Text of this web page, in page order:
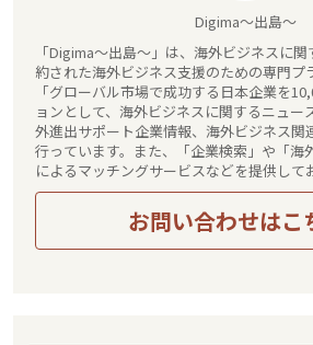
Digima～出島～
「Digima～出島～」は、海外ビジネスに
約された海外ビジネス支援のための専門プ
「グローバル市場で成功する日本企業を
ョンとして、海外ビジネスに関するニュー
外進出サポート企業情報、海外ビジネス関
行っています。また、「企業検索」や「海
によるマッチングサービスなどを提供して
お問い合わせはこ